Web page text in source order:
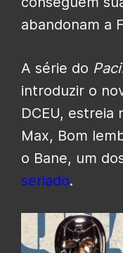
abandonam a
A série do
introduzir o
DCEU, estreia
Max, Bom
o Bane, um
seriado.